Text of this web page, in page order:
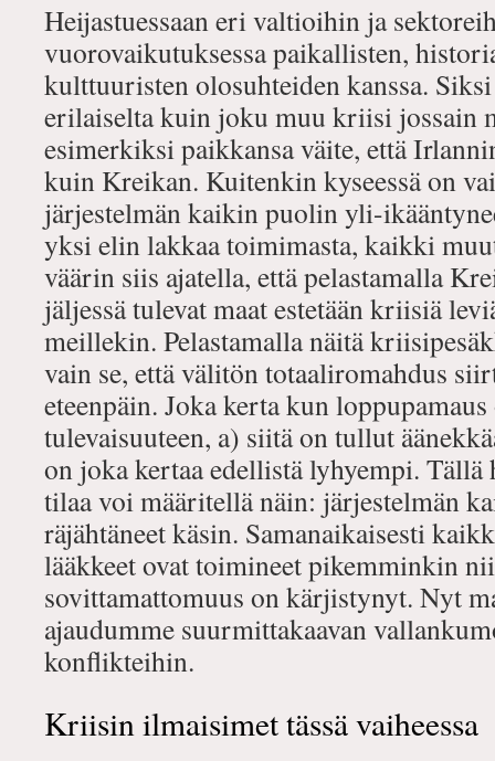
Heijastuessaan eri valtioihin ja
vuorovaikutuksessa paikallisten,
kulttuuristen olosuhteiden kanssa. Siksi
erilaiselta kuin joku muu kriisi jossain
esimerkiksi paikkansa väite, että
kuin Kreikan. Kuitenkin kyseessä on
järjestelmän kaikin puolin yli-
yksi elin lakkaa toimimasta, kaikki
väärin siis ajatella, että pelastamalla
jäljessä tulevat maat estetään kriisiä
meillekin. Pelastamalla näitä
vain se, että välitön totaaliromahdus
eteenpäin. Joka kerta kun
tulevaisuuteen, a) siitä on tullut
on joka kertaa edellistä lyhyempi.
tilaa voi määritellä näin: järjestelmän
räjähtäneet käsin. Samanaikaisesti
lääkkeet ovat toimineet pikemminkin
sovittamattomuus on kärjistynyt. Nyt
ajaudumme suurmittakaavan
konflikteihin.
Kriisin ilmaisimet tässä vaiheessa